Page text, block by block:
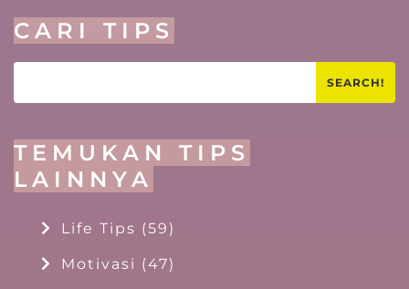
CARI TIPS
SEARCH!
TEMUKAN TIPS
LAINNYA
Life Tips (59)
Motivasi (47)